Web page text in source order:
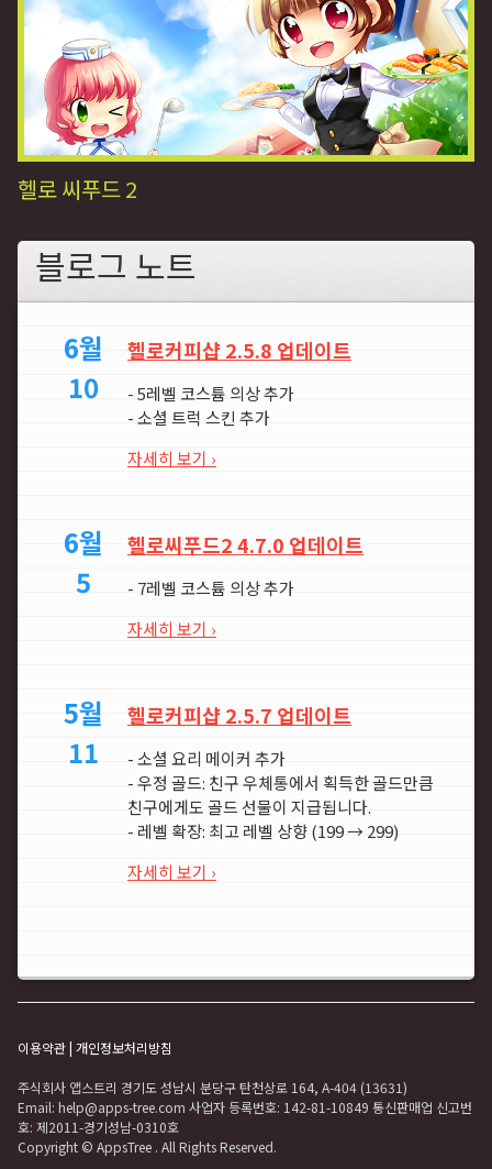
헬로 씨푸드 2
블로그 노트
6월
10
헬로커피샵 2.5.8 업데이트
- 5레벨 코스튬 의상 추가
- 소셜 트럭 스킨 추가
자세히 보기 ›
6월
5
헬로씨푸드2 4.7.0 업데이트
- 7레벨 코스튬 의상 추가
자세히 보기 ›
5월
11
헬로커피샵 2.5.7 업데이트
- 소셜 요리 메이커 추가
- 우정 골드: 친구 우체통에서 획득한 골드만큼
친구에게도 골드 선물이 지급됩니다.
- 레벨 확장: 최고 레벨 상향 (199 → 299)
자세히 보기 ›
이용약관| 개인정보처리방침
주식회사 앱스트리 경기도 성남시 분당구 탄천상로 164, A-404 (13631)
Email: help@apps-tree.com 사업자 등록번호: 142-81-10849 통신판매업 신고번
호: 제2011-경기성남-0310호
Copyright © AppsTree . All Rights Reserved.